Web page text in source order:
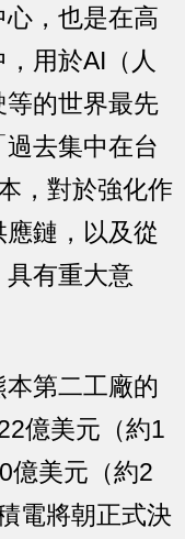
，也是在高
用於AI（人
的世界最先
去集中在台
，對於強化作
鏈，以及從
具有重大意
第二工廠的
億美元（約1
億美元（約2
電將朝正式決